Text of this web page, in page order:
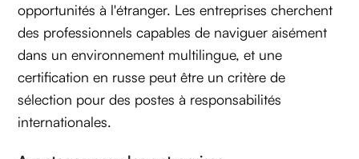
opportunités à l'étranger. Les entreprises cherchent
des professionnels capables de naviguer aisément
dans un environnement multilingue, et une
certification en russe peut être un critère de
sélection pour des postes à responsabilités
internationales.